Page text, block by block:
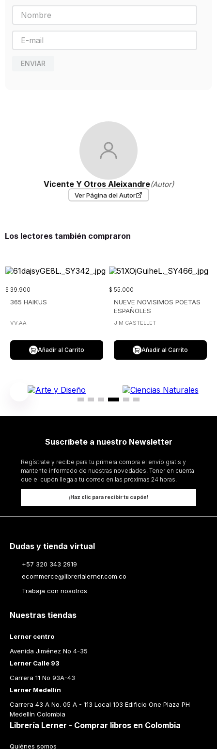
ENVIAR
Vicente Y Otros Aleixandre(Autor)
Ver Página del Autor
Los lectores también compraron
$ 39.900
365 HAIKUS
VV.AA
Añadir al Carrito
$ 55.000
NUEVE NOVISIMOS POETAS
ESPAÑOLES
J M CASTELLET
Añadir al Carrito
Suscríbete a nuestro Newsletter
Regístrate y recibe para tu primera compra el envío gratis y
mantente informado de nuestras novedades. Tener en cuenta
que el cupón llega a tu correo en las próximas 24 horas.
¡Haz clic para recibir tu cupón!
Dudas y tienda virtual
+57 320 343 2919
ecommerce@librerialerner.com.co
Trabaja con nosotros
Nuestras tiendas
Lerner centro
Avenida Jiménez No 4-35
Lerner Calle 93
Carrera 11 No 93A-43
Lerner Medellín
Carrera 43 A No. 05 A - 113 Local 103 Edificio One Plaza PH
Medellín Colombia
Librería Lerner - Comprar libros en Colombia
Quiénes somos